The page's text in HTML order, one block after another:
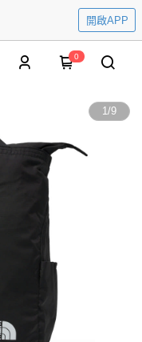
開啟APP
0
1/9